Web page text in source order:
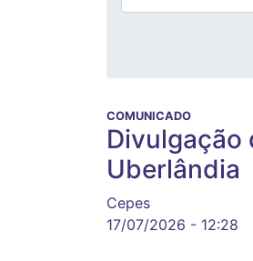
COMUNICADO
Divulgação
Uberlândia
Cepes
17/07/2026 - 12:28